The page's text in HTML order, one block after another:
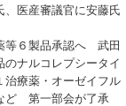
、医産審議官に安藤氏
等６製品承認へ 武田
のナルコレプシータイ
治療薬・オーゼイフル
ど 第一部会が了承